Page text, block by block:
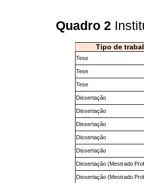
Quadro 2
Tipo de
Tese
Tese
Tese
Dissertação
Dissertação
Dissertação
Dissertação
Dissertação
Dissertação (Mestrado
Dissertação (Mestrado